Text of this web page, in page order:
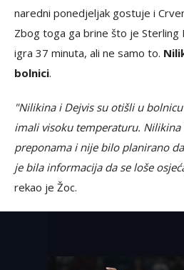
naredni ponedjeljak gostuje i
Zbog toga ga brine što je Sterling
igra 37 minuta, ali ne samo to.
bolnici.
"Nilikina i Dejvis su otišli u
imali visoku temperaturu.
preponama i nije bilo planirano
je bila informacija da se loše
rekao je Žoc.